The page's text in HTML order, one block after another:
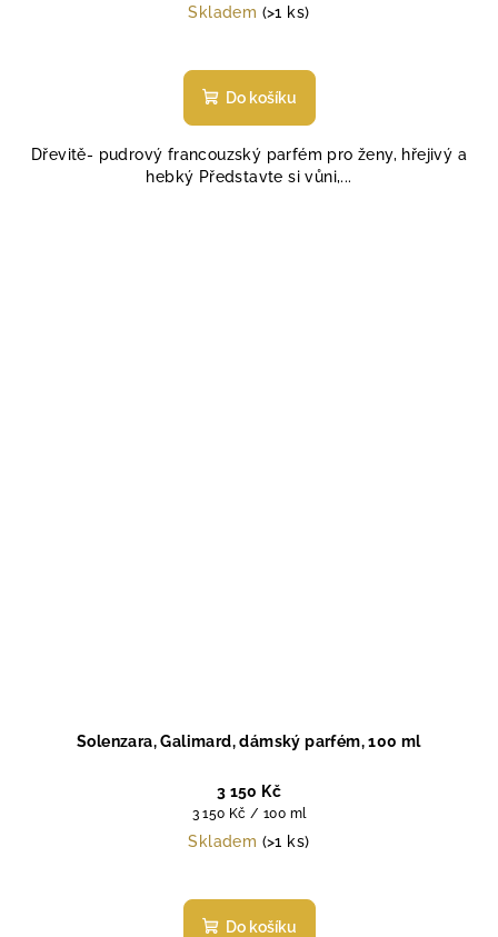
cena:
Skladem (>1 ks)
hodnocení
produktu
z
5
Do košíku
Dřevitě- pudrový francouzský parfém pro ženy, hřejivý a
hebký Představte si vůni,...
Solenzara, Galimard, dámský parfém, 100 ml
3 150 Kč
Měrná
cena:
3 150 Kč / 100 ml
Skladem (>1 ks)
hodnocení
produktu
Do košíku